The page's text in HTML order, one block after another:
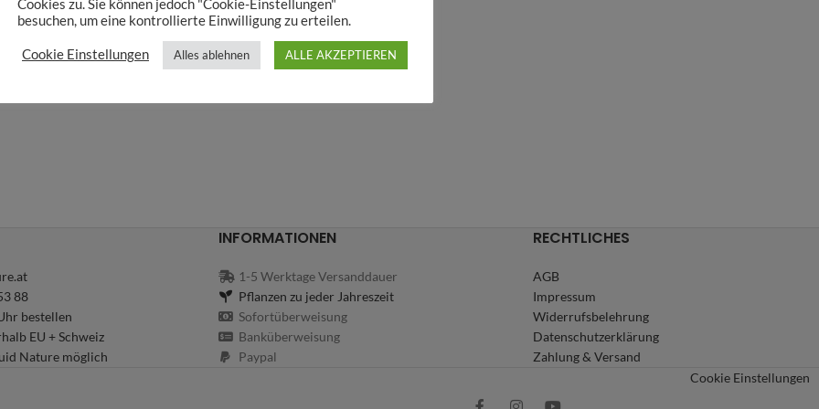
88
bestellen
EU + Schweiz
Nature möglich
INFORMATIONEN
1-5 Werktage Versanddauer
Pflanzen zu jeder Jahreszeit
Sofortüberweisung
Banküberweisung
Paypal
RECHTLICHES
AGB
Impressum
Widerrufsbelehrung
Datenschutzerklärung
Zahlung & Versand
Cookie Einstellungen
Cookies zu. Sie können jedoch "Cookie-Einstellungen"
besuchen, um eine kontrollierte Einwilligung zu erteilen.
Cookie Einstellungen Alles ablehnen ALLE AKZEPTIEREN